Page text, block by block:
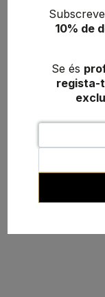
10% de
Se és
regista-